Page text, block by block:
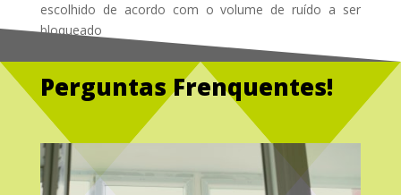
escolhido de acordo com o volume de ruído a ser
bloqueado
Perguntas Frenquentes!